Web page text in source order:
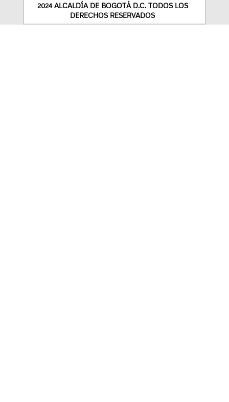
2024 ALCALDÍA DE BOGOTÁ D.C. TODOS LOS
DERECHOS RESERVADOS